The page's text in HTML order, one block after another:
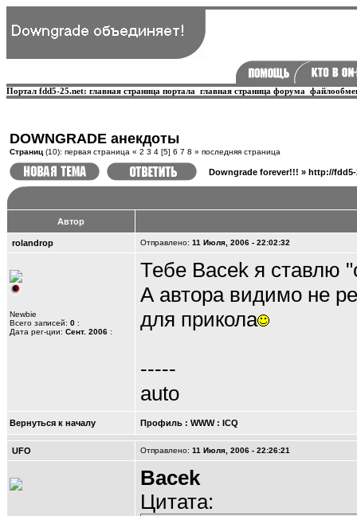
Портал fdd5-25.net: главная страница портала главная страница форума
DOWNGRADE анекдоты
Страниц (10): первая страница « 2 3 4 [5] 6 7 8 » последняя страница
Downgrade forever!!! » http://fdd5-
Автор
rolandrop Отправлено: 11 Июля, 2006 - 22:02:32
Newbie
Всего записей: 0 :
Дата рег-ции: Сент. 2006 :
Тебе Bacek я ставлю
А автора видимо не
для прикола
-----
auto
Вернуться к началу Профиль : WWW: ICQ
UFO Отправлено: 11 Июля, 2006 - 22:26:21
Bacek
Цитата: